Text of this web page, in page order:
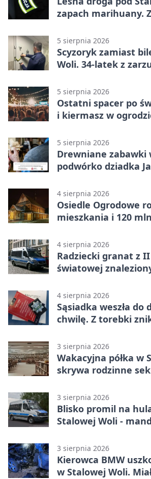
zapach marihuany.
5 sierpnia 2026
Scyzoryk zamiast
Woli. 34-latek z
5 sierpnia 2026
Ostatni spacer po
i kiermasz w
5 sierpnia 2026
Drewniane zabawki
podwórko dziadka
4 sierpnia 2026
Osiedle Ogrodowe
mieszkania i 120
4 sierpnia 2026
Radziecki granat z
światowej
4 sierpnia 2026
Sąsiadka weszła do
chwilę. Z torebki
3 sierpnia 2026
Wakacyjna półka w
skrywa rodzinne
3 sierpnia 2026
Blisko promil na
Stalowej Woli -
3 sierpnia 2026
Kierowca BMW
w Stalowej Woli.